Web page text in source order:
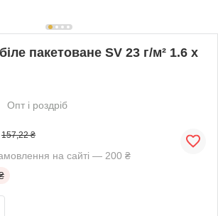
пакетоване SV 23 г/м² 1.6 х
Опт і роздріб
157,22 ₴
на сайті — 200 ₴